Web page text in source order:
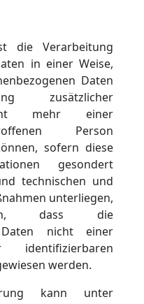
die Verarbeitung
in einer Weise,
Daten
zusätzlicher
mehr einer
Person
sofern diese
gesondert
technischen und
unterliegen,
dass die
Daten nicht einer
identifizierbaren
werden.
kann unter